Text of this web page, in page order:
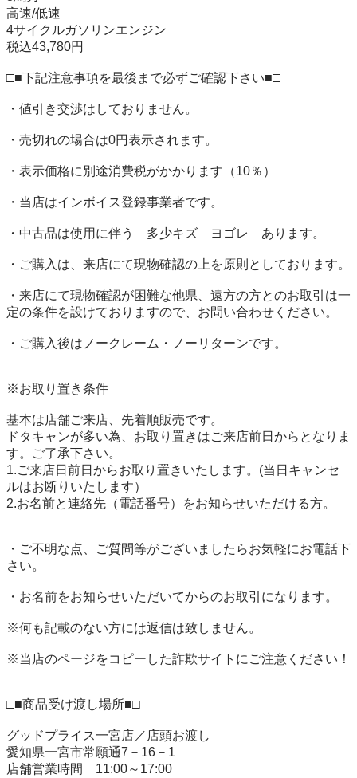
高速/低速
4サイクルガソリンエンジン
税込43,780円
□■下記注意事項を最後まで必ずご確認下さい■□
・値引き交渉はしておりません。
・売切れの場合は0円表示されます。
・表示価格に別途消費税がかかります（10％）
・当店はインボイス登録事業者です。
・中古品は使用に伴う　多少キズ　ヨゴレ　あります。
・ご購入は、来店にて現物確認の上を原則としております。
・来店にて現物確認が困難な他県、遠方の方とのお取引は一
定の条件を設けておりますので、お問い合わせください。
・ご購入後はノークレーム・ノーリターンです。
※お取り置き条件
基本は店舗ご来店、先着順販売です。
ドタキャンが多い為、お取り置きはご来店前日からとなりま
す。ご了承下さい。
1.ご来店日前日からお取り置きいたします。(当日キャンセ
ルはお断りいたします）
2.お名前と連絡先（電話番号）をお知らせいただける方。
・ご不明な点、ご質問等がございましたらお気軽にお電話下
さい。
・お名前をお知らせいただいてからのお取引になります。
※何も記載のない方には返信は致しません。
※当店のページをコピーした詐欺サイトにご注意ください！
□■商品受け渡し場所■□
グッドプライス一宮店／店頭お渡し
愛知県一宮市常願通7－16－1
店舗営業時間　11:00～17:00